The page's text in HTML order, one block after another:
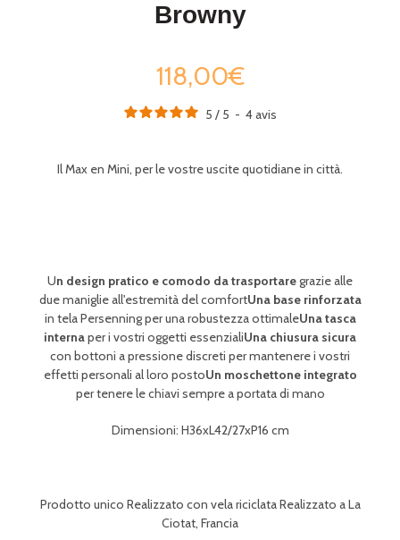
Browny
118,00€
5 / 5 - 4avis
Il Max en Mini, per le vostre uscite quotidiane in città.
Un design pratico e comodo da trasportaregrazie alle
due maniglie all'estremità del comfortUna base rinforzata
in tela Persenning per una robustezza ottimaleUna tasca
internaper i vostri oggetti essenzialiUna chiusura sicura
con bottoni a pressione discreti per mantenere i vostri
effetti personali al loro postoUn moschettone integrato
per tenere le chiavi sempre a portata di mano
Dimensioni: H36xL42/27xP16 cm
Prodotto unico Realizzato con vela riciclata Realizzato a La
Ciotat, Francia